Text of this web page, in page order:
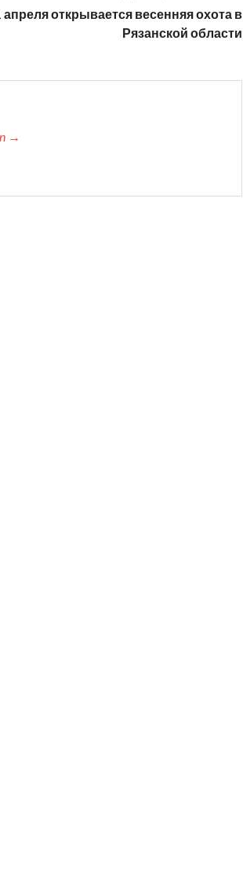
апреля открывается весенняя охота в
Рязанской области
→